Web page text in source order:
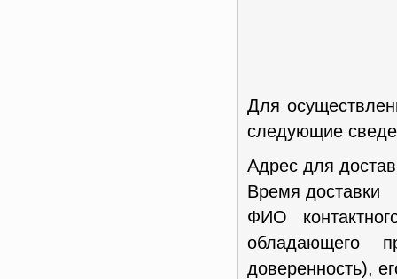
Для
следующие
Адрес для
Время доставки
ФИО
обладающего
доверенность),